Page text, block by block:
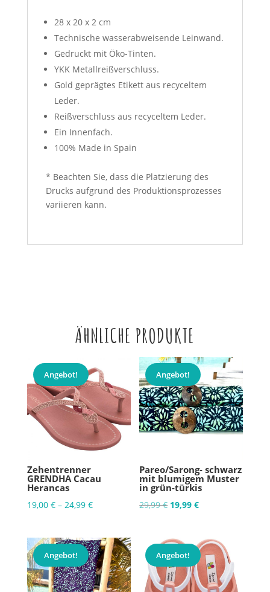
28 x 20 x 2 cm
Technische wasserabweisende Leinwand.
Gedruckt mit Öko-Tinten.
YKK Metallreißverschluss.
Gold geprägtes Etikett aus recyceltem
Leder.
Reißverschluss aus recyceltem Leder.
Ein Innenfach.
100% Made in Spain
* Beachten Sie, dass die Platzierung des
Drucks aufgrund des Produktionsprozesses
variieren kann.
ÄHNLICHE PRODUKTE
Angebot!
Zehentrenner
GRENDHA Cacau
Herancas
19,00 €– 24,99 €
Angebot!
Pareo/Sarong- schwarz
mit blumigem Muster
in grün-türkis
29,99€ Ursprünglicher
29,99 €
19,99€Aktueller
19,99 €.
Angebot! Angebot!